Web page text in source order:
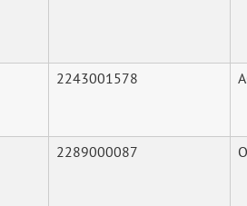
2243001578
2289000087